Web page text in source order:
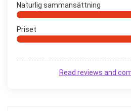
Naturlig sammansättning
Priset
Read reviews and